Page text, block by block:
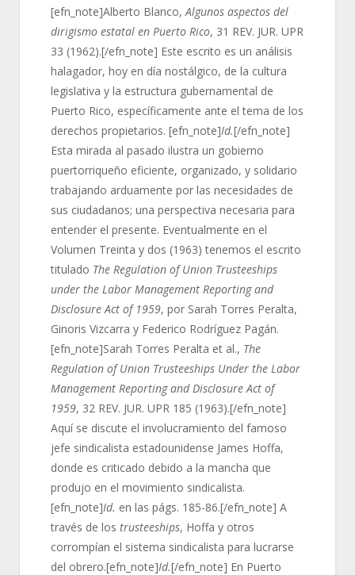
[efn_note]Alberto Blanco,Algunos aspectos del
dirigismo estatal en Puerto Rico, 31 REV. JUR. UPR
33 (1962).[/efn_note] Este escrito es un análisis
halagador, hoy en día nostálgico, de la cultura
legislativa y la estructura gubernamental de
Puerto Rico, específicamente ante el tema de los
derechos propietarios. [efn_note]Id.[/efn_note]
Esta mirada al pasado ilustra un gobierno
puertorriqueño eficiente, organizado, y solidario
trabajando arduamente por las necesidades de
sus ciudadanos; una perspectiva necesaria para
entender el presente. Eventualmente en el
Volumen Treinta y dos (1963) tenemos el escrito
titulado The Regulation of Union Trusteeships
under the Labor Management Reporting and
Disclosure Act of 1959, por Sarah Torres Peralta,
Ginoris Vizcarra y Federico Rodríguez Pagán.
[efn_note]Sarah Torres Peralta et al., The
Regulation of Union Trusteeships Under the Labor
Management Reporting and Disclosure Act of
1959, 32 REV. JUR. UPR 185 (1963).[/efn_note]
Aquí se discute el involucramiento del famoso
jefe sindicalista estadounidense James Hoffa,
donde es criticado debido a la mancha que
produjo en el movimiento sindicalista.
[efn_note]Id. en las págs. 185-86.[/efn_note] A
través de los trusteeships, Hoffa y otros
corrompían el sistema sindicalista para lucrarse
del obrero.[efn_note]Id.[/efn_note] En Puerto